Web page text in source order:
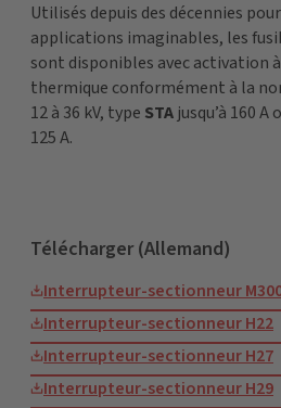
Utilisés depuis des décennies
applications imaginables, les
sont disponibles avec activation
thermique conformément à la
12 à 36 kV, type STA jusqu’à 160 A
125 A.
Télécharger (Allemand)
Interrupteur-sectionneur
Interrupteur-sectionneur H22
Interrupteur-sectionneur H27
Interrupteur-sectionneur H29